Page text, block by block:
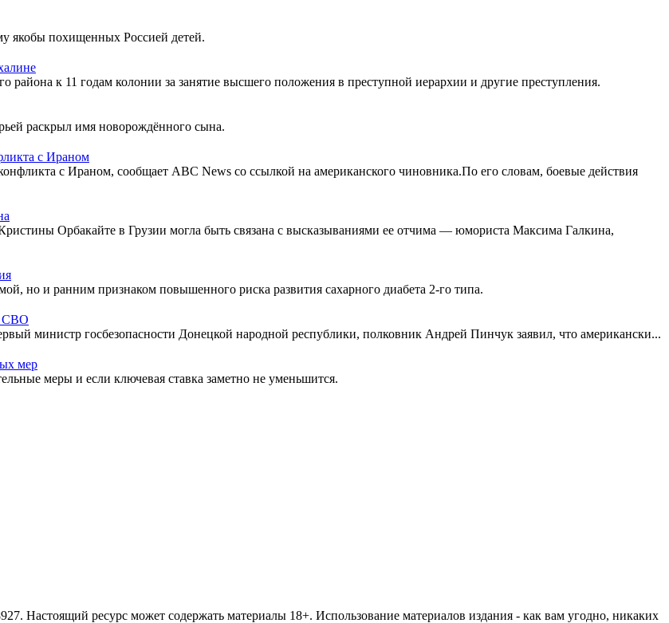
якобы похищенных Россией детей.
района к 11 годам колонии за занятие высшего положения в преступной иерархии и другие преступления.
раскрыл имя новорождённого сына.
с Ираном
с Ираном, сообщает ABC News со ссылкой на американского чиновника.По его словам, боевые действия
Орбакайте в Грузии могла быть связана с высказываниями ее отчима — юмориста Максима Галкина,
но и ранним признаком повышенного риска развития сахарного диабета 2-го типа.
СВО
министр госбезопасности Донецкой народной республики, полковник Андрей Пинчук заявил, что американски...
мер
меры и если ключевая ставка заметно не уменьшится.
ресурс может содержать материалы 18+. Использование материалов издания - как вам угодно, никаких